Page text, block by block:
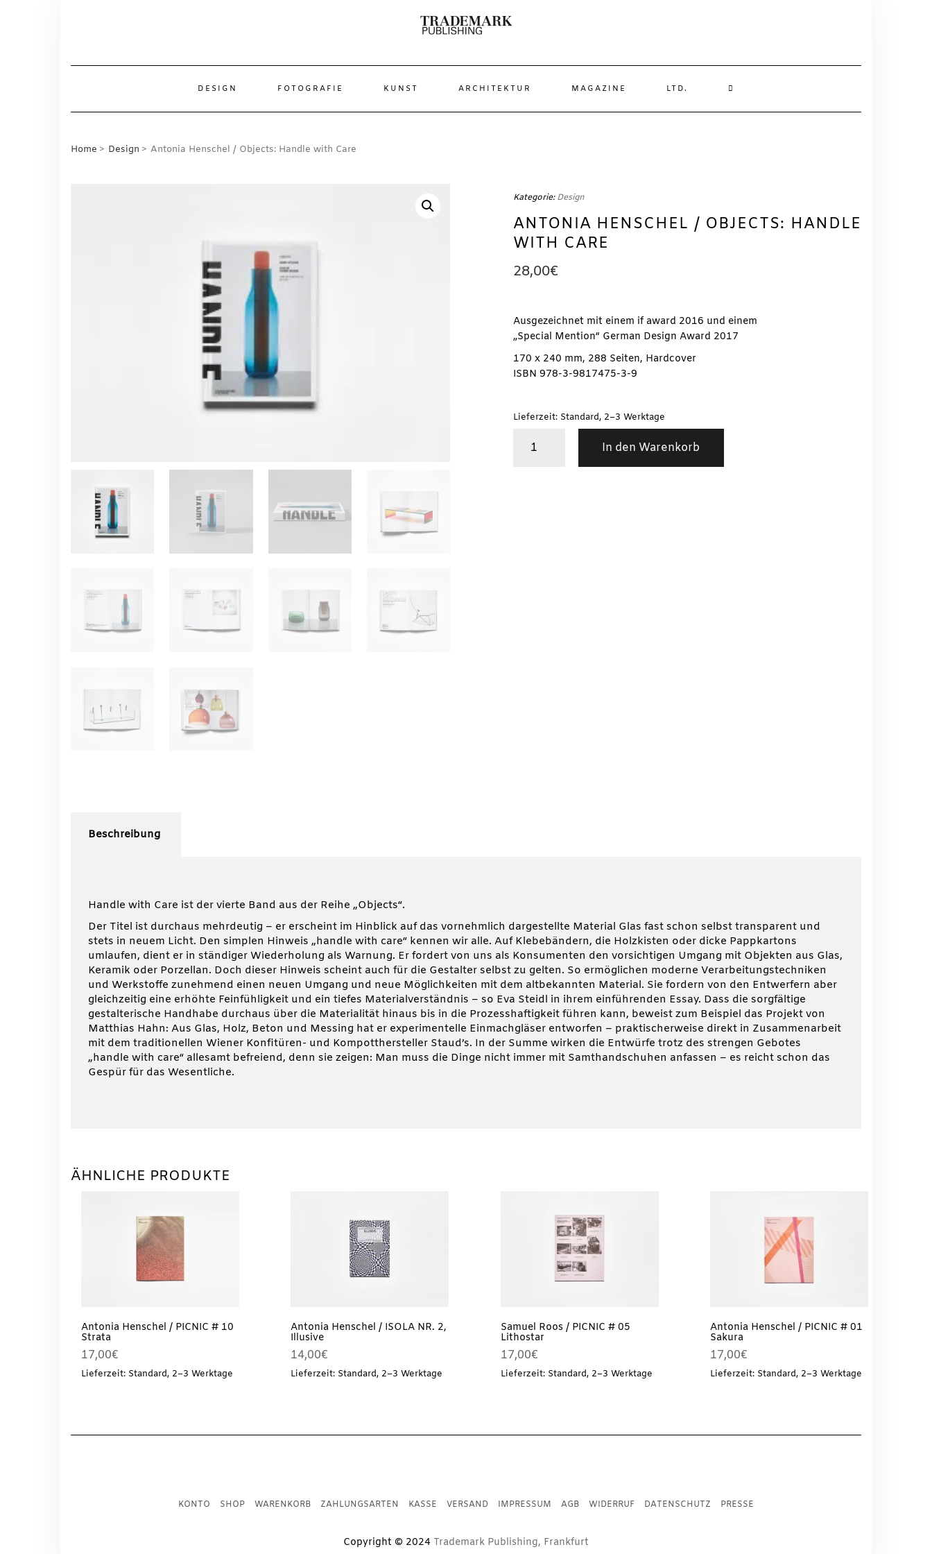
DESIGN FOTOGRAFIE KUNST ARCHITEKTUR MAGAZINE LTD.
Home Design Antonia Henschel / Objects: Handle with Care
Kategorie:Design
ANTONIA HENSCHEL / OBJECTS: HANDLE
WITH CARE
28,00€
Ausgezeichnet mit einem if award 2016 und einem
„Special Mention“ German Design Award 2017
170 x 240 mm, 288 Seiten, Hardcover
ISBN 978-3-9817475-3-9
Lieferzeit: Standard, 2–3 Werktage
Henschel
In den Warenkorb
Beschreibung
Handle with Care ist der vierte Band aus der Reihe „Objects“.
Der Titel ist durchaus mehrdeutig – er erscheint im Hinblick auf das vornehmlich dargestellte Material Glas fast schon selbst transparent und
stets in neuem Licht. Den simplen Hinweis „handle with care“ kennen wir alle. Auf Klebebändern, die Holzkisten oder dicke Pappkartons
umlaufen, dient er in ständiger Wiederholung als Warnung. Er fordert von uns als Konsumenten den vorsichtigen Umgang mit Objekten aus Glas,
Keramik oder Porzellan. Doch dieser Hinweis scheint auch für die Gestalter selbst zu gelten. So ermöglichen moderne Verarbeitungstechniken
und Werkstoffe zunehmend einen neuen Umgang und neue Möglichkeiten mit dem altbekannten Material. Sie fordern von den Entwerfern aber
gleichzeitig eine erhöhte Feinfühligkeit und ein tiefes Materialverständnis – so Eva Steidl in ihrem einführenden Essay. Dass die sorgfältige
gestalterische Handhabe durchaus über die Materialität hinaus bis in die Prozesshaftigkeit führen kann, beweist zum Beispiel das Projekt von
Matthias Hahn: Aus Glas, Holz, Beton und Messing hat er experimentelle Einmachgläser entworfen – praktischerweise direkt in Zusammenarbeit
mit dem traditionellen Wiener Konfitüren- und Kompotthersteller Staud’s. In der Summe wirken die Entwürfe trotz des strengen Gebotes
„handle with care“ allesamt befreiend, denn sie zeigen: Man muss die Dinge nicht immer mit Samthandschuhen anfassen – es reicht schon das
Gespür für das Wesentliche.
ÄHNLICHE PRODUKTE
Antonia Henschel / PICNIC # 10
Strata
17,00€
Lieferzeit: Standard, 2–3 Werktage
Antonia Henschel / ISOLA NR. 2,
Illusive
14,00€
Lieferzeit: Standard, 2–3 Werktage
Samuel Roos / PICNIC # 05
Lithostar
17,00€
Lieferzeit: Standard, 2–3 Werktage
Antonia Henschel / PICNIC # 01
Sakura
17,00€
Lieferzeit: Standard, 2–3 Werktage
KONTO SHOP WARENKORB ZAHLUNGSARTEN KASSE VERSAND IMPRESSUM AGB WIDERRUF DATENSCHUTZ PRESSE
Copyright © 2024 Trademark Publishing, Frankfurt